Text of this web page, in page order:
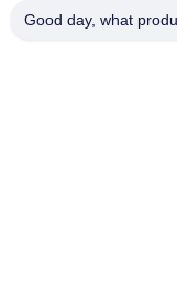
Good day, what